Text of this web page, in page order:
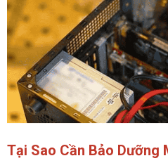
Tại Sao Cần Bảo Dưỡng